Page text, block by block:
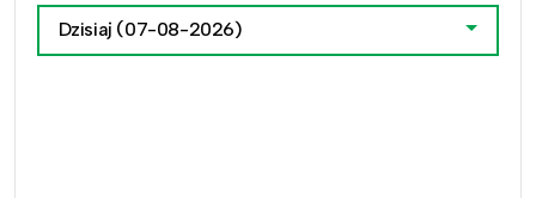
Dzisiaj (07-08-2026)